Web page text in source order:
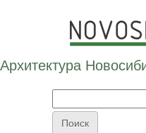
Архитектура